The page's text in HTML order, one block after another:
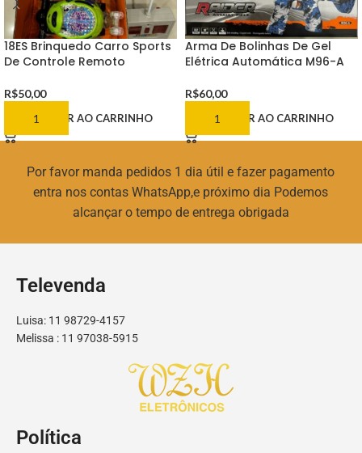
18ES Brinquedo Carro Sports
De Controle Remoto
R$50,00
ADICIONAR AO CARRINHO
Arma De Bolinhas De Gel
Elétrica Automática M96-A
R$60,00
ADICIONAR AO CARRINHO
Por favor manda pedidos 1 dia útil e fazer pagamento
entra nos contas WhatsApp,e próximo dia Podemos
alcançar o tempo de entrega obrigada
Televenda
Luisa: 11 98729-4157
Melissa : 11 97038-5915
Política